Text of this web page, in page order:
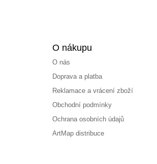
O nákupu
O nás
Doprava a platba
Reklamace a vrácení zboží
Obchodní podmínky
Ochrana osobních údajů
ArtMap distribuce